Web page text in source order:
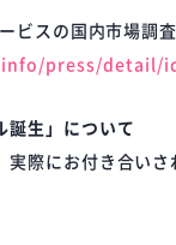
ビスの国内市場調査
press/detail/
誕生」について
際にお付き合い